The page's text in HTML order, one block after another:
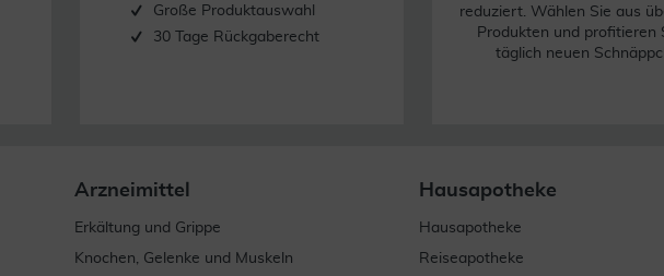
vor Gebrauch fest in das Minim Eyot® bis das Tropfende vollständig aus dem Minim
auf das Minim Eyot® kommen.
Große Produktauswahl
30 Tage Rückgaberecht
reduziert. Wählen Sie aus
Produkten und profitieren
täglich neuen
Arzneimittel
Erkältung und Grippe
Knochen, Gelenke und Muskeln
Hausapotheke
Hausapotheke
Reiseapotheke